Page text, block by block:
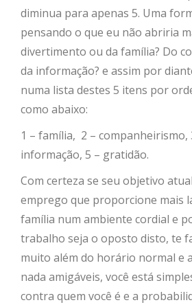
diminua para apenas 5. Uma
pensando o que eu não abriria
divertimento ou da família? Do
da informação? e assim por
numa lista destes 5 itens por
como abaixo:
1 – família, 2 – companheirismo,
informação, 5 – gratidão.
Com certeza se seu objetivo
emprego que proporcione mais
família num ambiente cordial e
trabalho seja o oposto disto, te
muito além do horário normal e
nada amigáveis, você está
contra quem você é e a